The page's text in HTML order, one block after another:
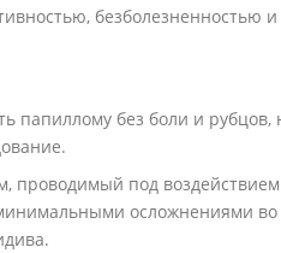
безболезненностью
папиллому без боли и рубцов,
проводимый под
осложнениями